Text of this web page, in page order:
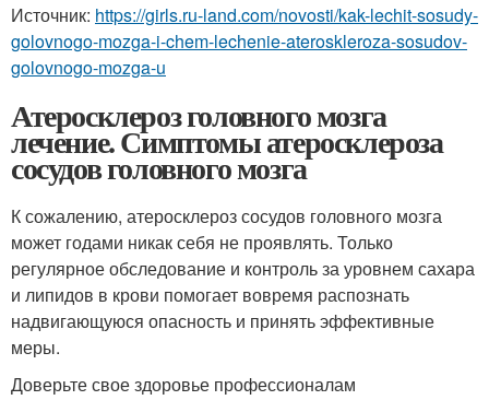
Источник: https://girls.ru-land.com/novosti/kak-lechit-sosudy-
golovnogo-mozga-i-chem-lechenie-ateroskleroza-sosudov-
golovnogo-mozga-u
Атеросклероз головного мозга
лечение. Симптомы атеросклероза
сосудов головного мозга
К сожалению, атеросклероз сосудов головного мозга
может годами никак себя не проявлять. Только
регулярное обследование и контроль за уровнем сахара
и липидов в крови помогает вовремя распознать
надвигающуюся опасность и принять эффективные
меры.
Доверьте свое здоровье профессионалам